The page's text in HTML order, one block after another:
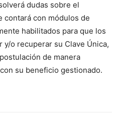
dudas sobre el
contará con módulos de
habilitados para que los
o recuperar su Clave Única,
de manera
su beneficio gestionado.